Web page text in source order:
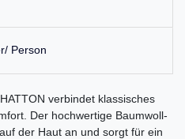
Person
verbindet klassisches
Der hochwertige Baumwoll-
der Haut an und sorgt für ein